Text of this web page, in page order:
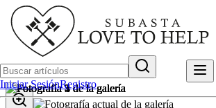
Iniciar SesiónRegistro